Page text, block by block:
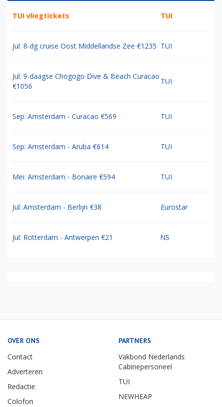
TUI vliegtickets TUI
Jul: 8-dg cruise Oost Middellandse Zee €1235 TUI
Jul: 9-daagse Chogogo Dive & Beach Curacao
€1056
TUI
Sep: Amsterdam - Curacao €569 TUI
Sep: Amsterdam - Aruba €614 TUI
Mei: Amsterdam - Bonaire €594 TUI
Jul: Amsterdam - Berlijn €38 Eurostar
Jul: Rotterdam - Antwerpen €21 NS
OVER ONS
Contact
Adverteren
Redactie
Colofon
PARTNERS
Vakbond Nederlands
Cabinepersoneel
TUI
NEWHEAP